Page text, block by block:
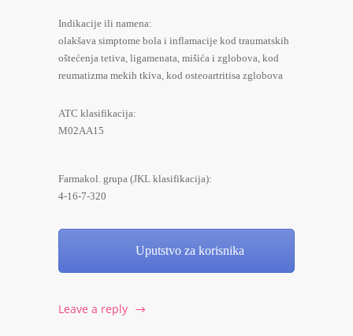
Indikacije ili namena:
olakšava simptome bola i inflamacije kod traumatskih
oštećenja tetiva, ligamenata, mišića i zglobova, kod
reumatizma mekih tkiva, kod osteoartritisa zglobova
ATC klasifikacija:
M02AA15
Farmakol. grupa (JKL klasifikacija):
4-16-7-320
Uputstvo za korisnika
Leave a reply